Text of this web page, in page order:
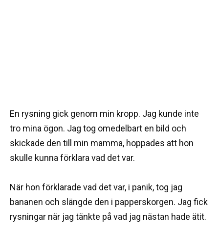
En rysning gick genom min kropp. Jag kunde inte
tro mina ögon. Jag tog omedelbart en bild och
skickade den till min mamma, hoppades att hon
skulle kunna förklara vad det var.
När hon förklarade vad det var, i panik, tog jag
bananen och slängde den i papperskorgen. Jag fick
rysningar när jag tänkte på vad jag nästan hade ätit.